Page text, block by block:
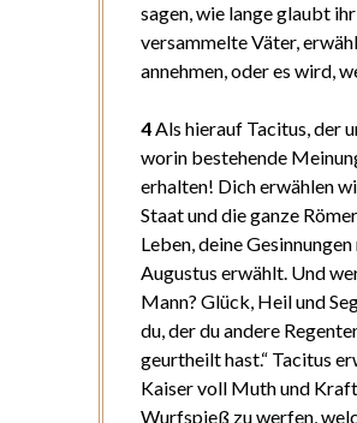
sagen, wie lange glaubt
versammelte Väter,
annehmen, oder es wird,
4Als hierauf Tacitus, der
worin bestehende
erhalten! Dich erwählen
Staat und die ganze
Leben, deine
Augustus erwählt. Und
Mann? Glück, Heil und
du, der du andere
geurtheilt hast.“ Tacitus
Kaiser voll Muth und
Wurfspieß zu werfen,